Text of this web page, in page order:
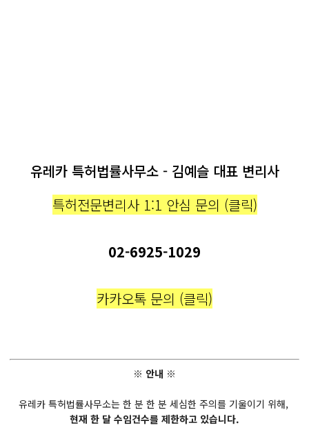
유레카 특허법률사무소 - 김예슬 대표 변리사
특허전문변리사 1:1 안심 문의 (클릭)
02-6925-1029
카카오톡 문의 (클릭)
※ 안내 ※
유레카 특허법률사무소는 한 분 한 분 세심한 주의를 기울이기 위해,
현재 한 달 수임건수를 제한하고 있습니다.